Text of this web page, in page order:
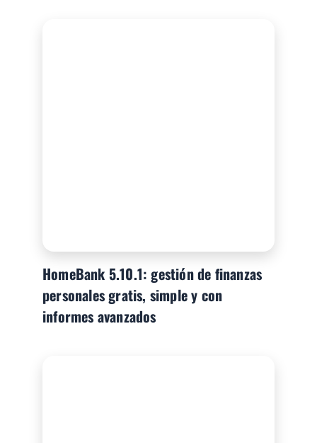
HomeBank 5.10.1: gestión de finanzas
personales gratis, simple y con
informes avanzados